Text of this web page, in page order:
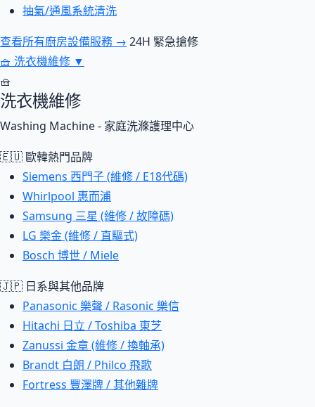
抽氣/通風系統清洗
查看所有廚房設備服務 → 24H 緊急搶修
🧺 洗衣機維修 ▼
🧺
洗衣機維修
Washing Machine - 家庭洗滌護理中心
🇪🇺 歐韓熱門品牌
Siemens 西門子 (維修 / E18代碼)
Whirlpool 惠而浦
Samsung 三星 (維修 / 故障碼)
LG 樂金 (維修 / 直驅式)
Bosch 博世 / Miele
🇯🇵 日系與其他品牌
Panasonic 樂聲 / Rasonic 樂信
Hitachi 日立 / Toshiba 東芝
Zanussi 金章 (維修 / 換軸承)
Brandt 白朗 / Philco 飛歌
Fortress 豐澤牌 / 其他雜牌